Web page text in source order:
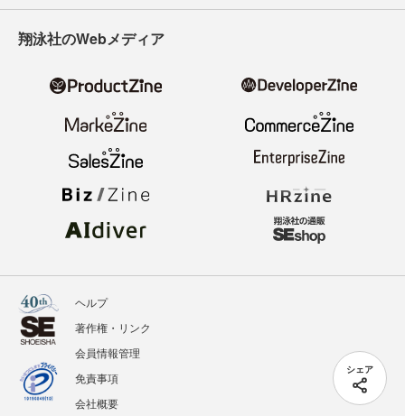
シェア
翔泳社のWebメディア
ヘルプ
著作権・リンク
会員情報管理
免責事項
会社概要